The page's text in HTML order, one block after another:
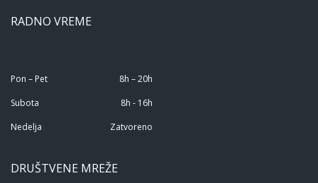
RADNO VREME
Pon – Pet
8h – 20h
Subota
8h - 16h
Nedelja
Zatvoreno
DRUŠTVENE MREŽE